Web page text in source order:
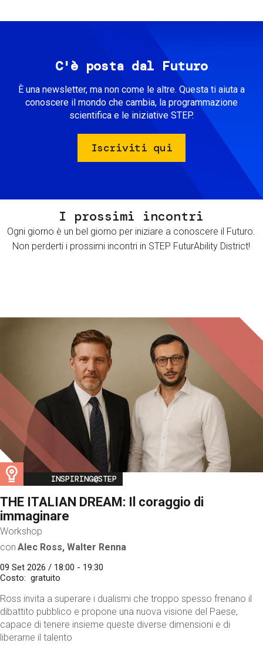
C'è posta dal Futuro
È una newsletter, ma non come le altre. Questa ti aiuta a
conoscere il mondo che cambia, la programmazione
scientifica e le iniziative STEP.
Iscriviti qui
I prossimi incontri
Ogni giorno è un bel giorno per iniziare a conoscere il Futuro.
Non perderti i prossimi incontri in STEP FuturAbility District!
Image
INSPIRING@STEP
THE ITALIAN DREAM: Il coraggio di
immaginare
Workshop
con Alec Ross, Walter Renna
09 Set 2026 / 18:00 - 19:30
Costo
gratuito
Ross invita a superare i dualismi che troppo spesso frenano il
dibattito pubblico e propone una nuova visione del Paese,
capace di tenere insieme queste diverse dimensioni e di
liberarne il talento